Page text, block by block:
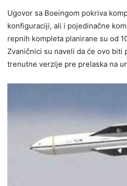
Ugovor sa Boeingom pokriva
konfiguraciji, ali i pojedinačne
repnih kompleta planirane su od
Zvaničnici su naveli da će ovo biti
trenutne verzije pre prelaska na